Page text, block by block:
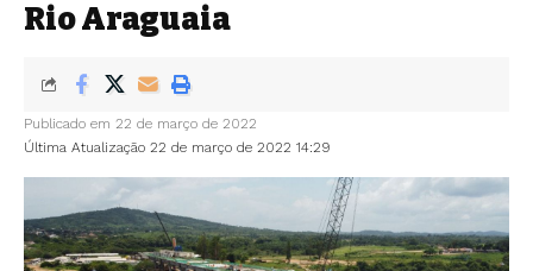
Rio Araguaia
Última Atualização 22 de março de 2022 14:29
Publicado em 22 de março de 2022